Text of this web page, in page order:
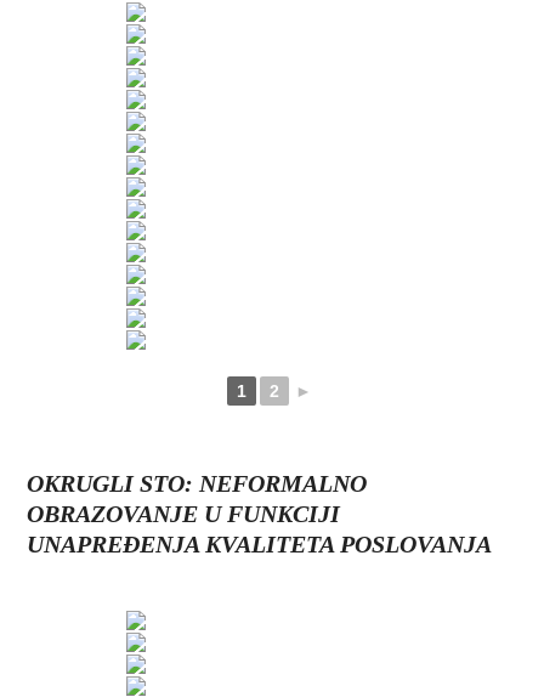
1 2 ►
OKRUGLI STO: NEFORMALNO
OBRAZOVANJE U FUNKCIJI
UNAPREĐENJA KVALITETA POSLOVANJA